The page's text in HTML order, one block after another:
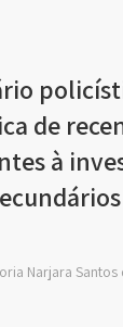
de
à
Narjara Santos